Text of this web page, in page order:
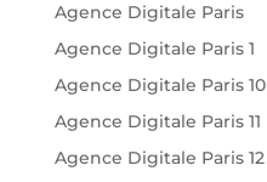
Agence Digitale Paris
Agence Digitale Paris 1
Agence Digitale Paris 10
Agence Digitale Paris 11
Agence Digitale Paris 12